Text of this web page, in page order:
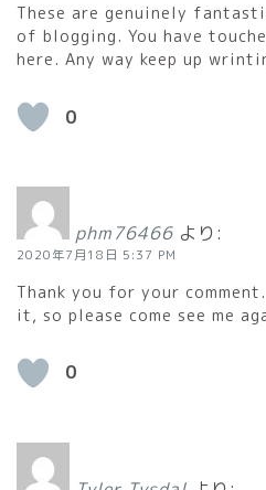
These are genuinely
of blogging. You have
here. Any way keep up
0
phm76466 より:
2020年7月18日 5:37 PM
Thank you for your
it, so please come see me
0